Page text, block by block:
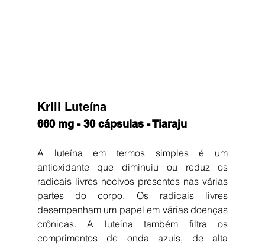
Krill Luteína
660 mg - 30 cápsulas - Tiaraju
A luteína em termos simples é um
antioxidante que diminuiu ou reduz os
radicais livres nocivos presentes nas várias
partes do corpo. Os radicais livres
desempenham um papel em várias doenças
crônicas. A luteína também filtra os
comprimentos de onda azuis, de alta